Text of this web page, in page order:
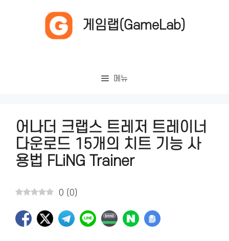
게임랩(GameLab)
메뉴
어나더 크랩스 트레저 트레이너
다운로드 15개의 치트 기능 사
용법 FLiNG Trainer
0 ( 0)